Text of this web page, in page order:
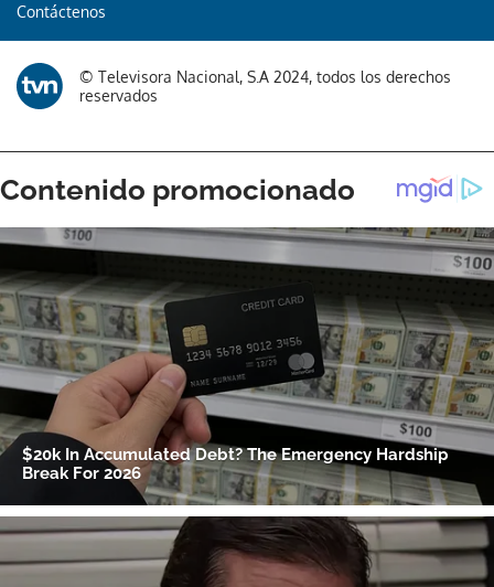
Contáctenos
© Televisora Nacional, S.A 2024, todos los derechos
reservados